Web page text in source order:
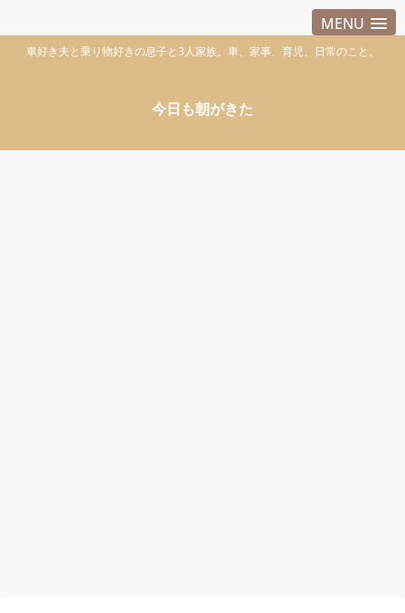
MENU
車好き夫と乗り物好きの息子と3人家族。車、家事、育児、日常のこと。
今日も朝がきた